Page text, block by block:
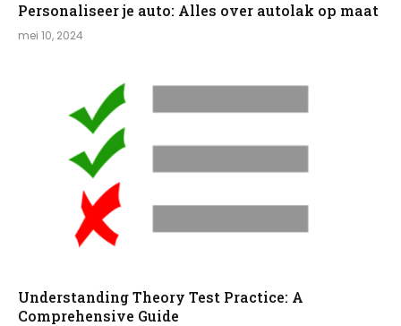
Personaliseer je auto: Alles over autolak op maat
mei 10, 2024
Understanding Theory Test Practice: A
Comprehensive Guide